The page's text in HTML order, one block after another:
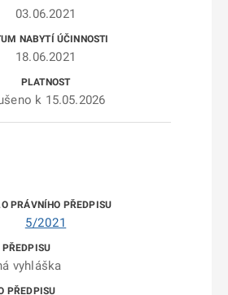
03.06.2021
18.06.2021
k 15.05.2026
5/2021
vyhláška